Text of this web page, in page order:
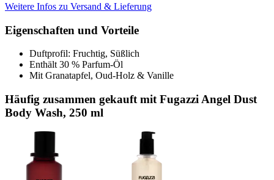
Weitere Infos zu Versand & Lieferung
Eigenschaften und Vorteile
Duftprofil: Fruchtig, Süßlich
Enthält 30 % Parfum-Öl
Mit Granatapfel, Oud-Holz & Vanille
Häufig zusammen gekauft mit Fugazzi Angel Dust
Body Wash, 250 ml